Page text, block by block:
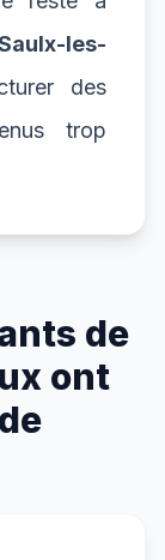
les-
des
trop
de
ont